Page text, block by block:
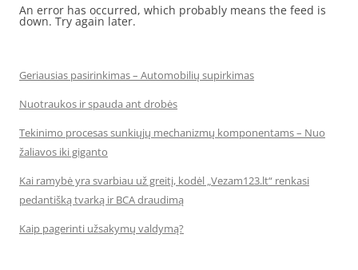
An error has occurred, which probably means the feed is
down. Try again later.
Geriausias pasirinkimas – Automobilių supirkimas
Nuotraukos ir spauda ant drobės
Tekinimo procesas sunkiųjų mechanizmų komponentams – Nuo
žaliavos iki giganto
Kai ramybė yra svarbiau už greitį, kodėl „Vezam123.lt“ renkasi
pedantišką tvarką ir BCA draudimą
Kaip pagerinti užsakymų valdymą?